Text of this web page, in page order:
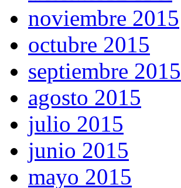
noviembre 2015
octubre 2015
septiembre 2015
agosto 2015
julio 2015
junio 2015
mayo 2015